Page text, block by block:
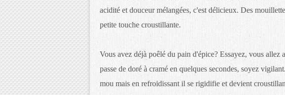
acidité et douceur mélangées, c'est délicieux. Des
petite touche croustillante.
Vous avez déjà poêlé du pain d'épice? Essayez, vous allez
passe de doré à cramé en quelques secondes, soyez
mou mais en refroidissant il se rigidifie et devient